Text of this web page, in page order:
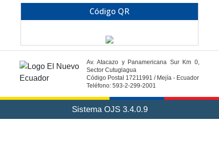
Código QR
Av. Atacazo y Panamericana Sur Km 0,
Sector Cutuglagua
Código Postal 17211991 / Mejía - Ecuador
Teléfono: 593-2-299-2001
Sistema OJS 3.4.0.9